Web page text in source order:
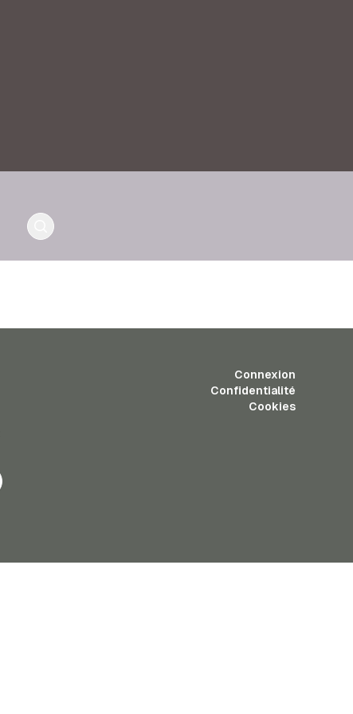
Connexion
Confidentialité
Cookies